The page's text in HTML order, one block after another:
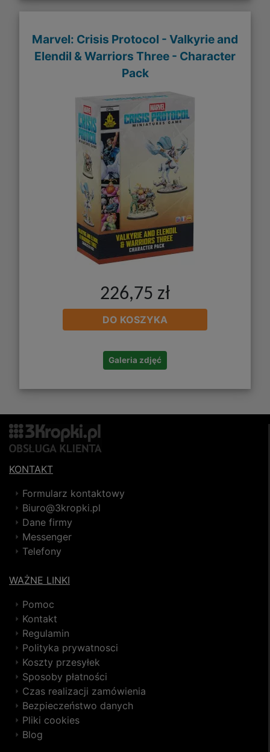
Marvel: Crisis Protocol - Valkyrie and
Elendil & Warriors Three - Character
Pack
226,75 zł
DO KOSZYKA
Galeria zdjęć
KONTAKT
Formularz kontaktowy
Biuro@3kropki.pl
Dane firmy
Messenger
Telefony
WAŻNE LINKI
Pomoc
Kontakt
Regulamin
Polityka prywatnosci
Koszty przesyłek
Sposoby płatności
Czas realizacji zamówienia
Bezpieczeństwo danych
Pliki cookies
Blog